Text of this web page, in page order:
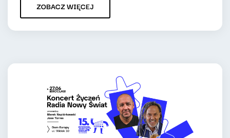
ZOBACZ WIĘCEJ